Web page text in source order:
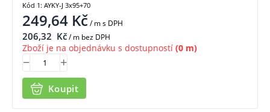
249,64 Kč/ ms DPH
206,32 Kč/ m bez DPH
Zboží je na objednávku s dostupností (0 m)
Koupit
Kód 1: AYKY-J 3x95+70